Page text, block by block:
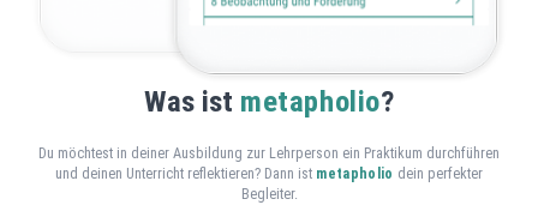
Was ist metapholio?
Du möchtest in deiner Ausbildung zur Lehrperson ein Praktikum durchführen
und deinen Unterricht reflektieren? Dann ist metapholio dein perfekter
Begleiter.